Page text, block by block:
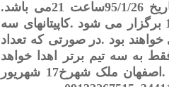
.
.کاپیتانهای سه
بود .در صورتی که تعداد
فقط به سه تیم برتر اهدا خواهد
اصفهان ملک شهرخ17 شهریور